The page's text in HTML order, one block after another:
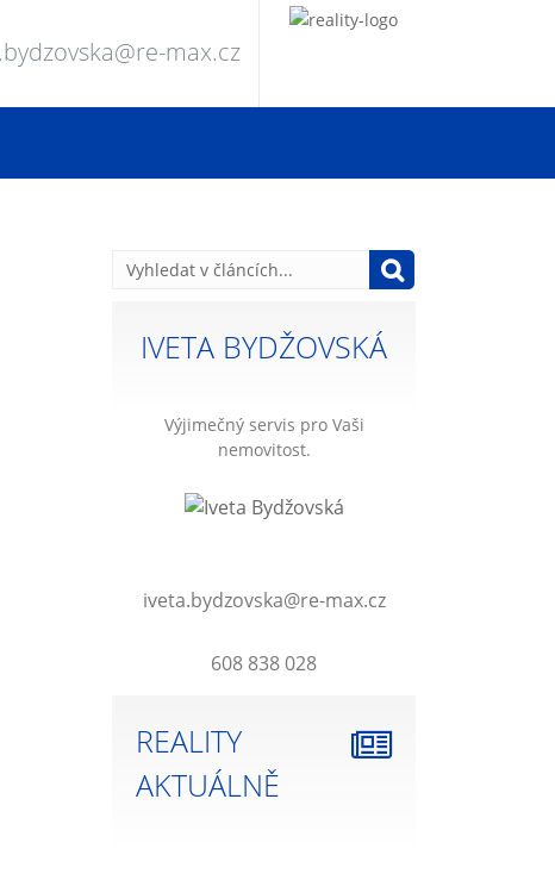
max.cz
IVETA BYDŽOVSKÁ
Výjimečný servis pro Vaši
nemovitost.
iveta.bydzovska@re-max.cz
608 838 028
REALITY
AKTUÁLNĚ